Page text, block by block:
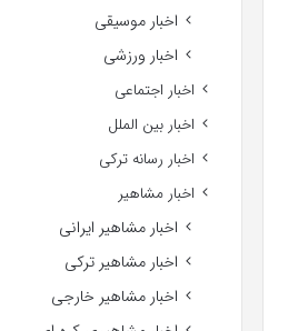
اخبار موسیقی
اخبار ورزشی
اخبار اجتماعی
اخبار بین الملل
اخبار رسانه ترکی
اخبار مشاهیر
اخبار مشاهیر ایرانی
اخبار مشاهیر ترکی
اخبار مشاهیر خارجی